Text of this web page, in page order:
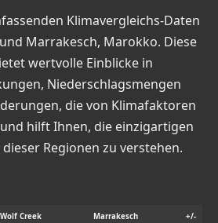
Klimavergleichs-Daten
Marrakesch, Marokko. Diese
wertvolle Einblicke in
Niederschlagsmengen
die von Klimafaktoren
hilft Ihnen, die einzigartigen
Regionen zu verstehen.
Wolf Creek Marrakesch +/-